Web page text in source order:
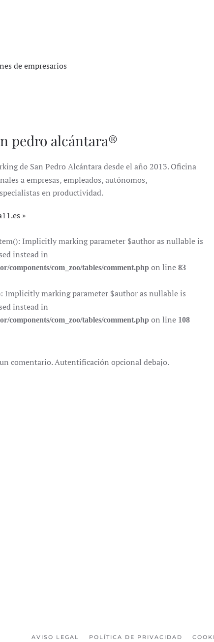
de empresarios
pedro alcántara®
de San Pedro Alcántara desde el año 2013. Oficina
a empresas, empleados, autónomos,
en productividad.
Implicitly marking parameter $author as nullable is
instead in
components/com_zoo/tables/comment.php on line 83
Implicitly marking parameter $author as nullable is
instead in
components/com_zoo/tables/comment.php on line 108
comentario. Autentificación opcional debajo.
AVISO LEGAL POLÍTICA DE PRIVACIDAD